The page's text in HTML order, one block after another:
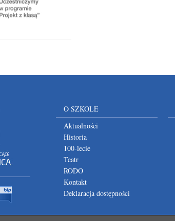
O SZKOLE
Aktualności
Historia
100-lecie
Teatr
RODO
Kontakt
Deklaracja dostępności